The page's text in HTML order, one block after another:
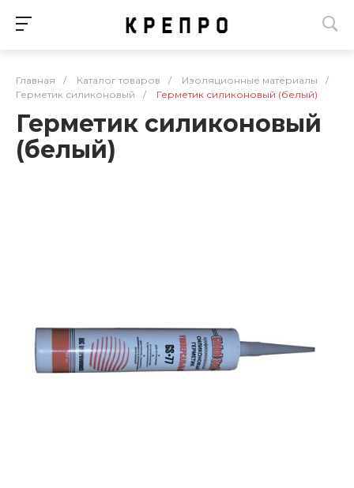
Главная / Каталог товаров / Изоляционные материалы
/
Герметик силиконовый
/ Герметик силиконовый (белый)
Герметик силиконовый
(белый)